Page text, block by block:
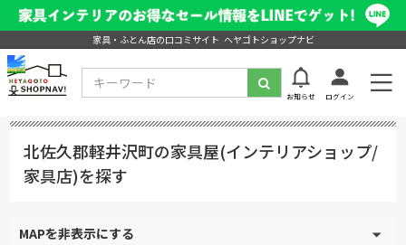
家具・ふとん店の口コミサイト ヘヤゴトショップナビ
お知らせ ログイン
北佐久郡軽井沢町の家具屋(インテリアショップ/
家具店)を探す